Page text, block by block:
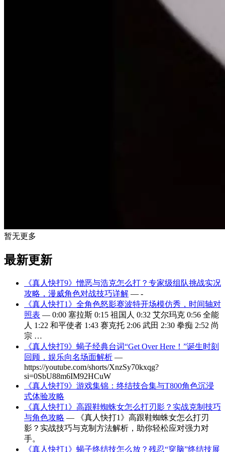
暂无更多
最新更新
《真人快打9》憎恶与浩克怎么打？专家级组队挑战实况
攻略，漫威角色对战技巧详解 — -
《真人快打1》全角色怒影赛波特开场模仿秀，时间轴对
照表 — 0:00 塞拉斯 0:15 祖国人 0:32 艾尔玛克 0:56 全能
人 1:22 和平使者 1:43 赛克托 2:06 武田 2:30 拳痴 2:52 尚
宗 …
《真人快打9》蝎子经典台词“Get Over Here！”诞生时刻
回顾，娱乐向名场面解析 —
https://youtube.com/shorts/XnzSy70kxqg?
si=0SbU88m6IM92HCuW
《真人快打9》游戏集锦：终结技合集与T800角色沉浸
式体验攻略
《真人快打1》高跟鞋蜘蛛女怎么打刃影？实战克制技巧
与角色攻略 — 《真人快打1》高跟鞋蜘蛛女怎么打刃
影？实战技巧与克制方法解析，助你轻松应对强力对
手。
《真人快打1》蝎子终结技怎么放？残忍“穿脑”终结技展